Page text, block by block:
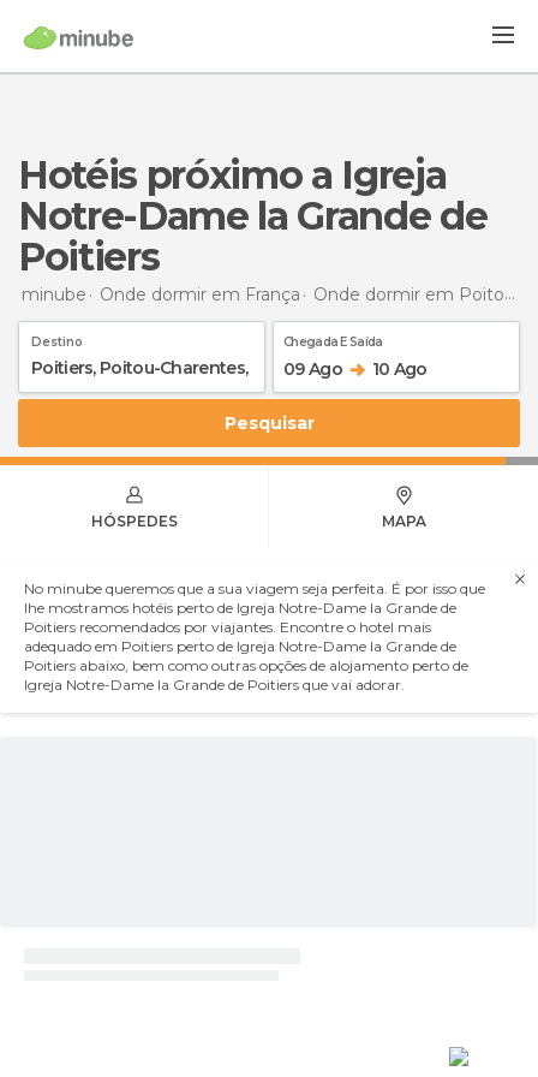
Hotéis próximo a Igreja
Notre-Dame la Grande de
Poitiers
minube Onde dormir em França Onde dormir em Poitou-Charentes
Destino Chegada E Saída
09 Ago 10 Ago
Pesquisar
HÓSPEDES MAPA
No minube queremos que a sua viagem seja perfeita. É por isso que
lhe mostramos hotéis perto de Igreja Notre-Dame la Grande de
Poitiers recomendados por viajantes. Encontre o hotel mais
adequado em Poitiers perto de Igreja Notre-Dame la Grande de
Poitiers abaixo, bem como outras opções de alojamento perto de
Igreja Notre-Dame la Grande de Poitiers que vai adorar.